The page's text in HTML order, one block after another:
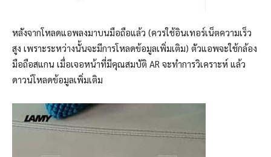
หลังจากโหลดแอพลงมาบนมือถือแล้ว (ควรใช้อินเทอร์เน็ตความเร็ว
สูง เพราะระหว่างนั้นจะมีการโหลดข้อมูลเพิ่มเติม) ตัวแอพจะใช้กล้อง
มือถือสแกน เมื่อเจอหน้าที่มีคุณสมบัติ AR จะทำการวิเคราะห์ แล้ว
ดาวน์โหลดข้อมูลเพิ่มเติม